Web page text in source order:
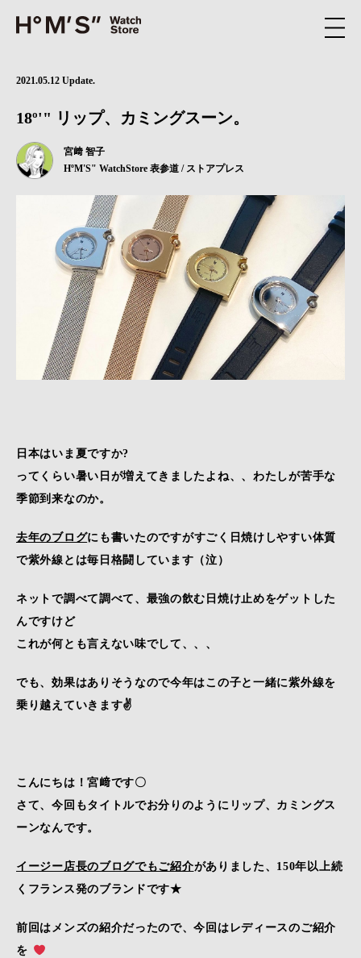
2021.05.12 Update.
18º'" リップ、カミングスーン。
宮﨑 智子
HºM'S" WatchStore 表参道 / ストアプレス
日本はいま夏ですか?
ってくらい暑い日が増えてきましたよね、、わたしが苦手な
季節到来なのか。
去年のブログにも書いたのですがすごく日焼けしやすい体質
で紫外線とは毎日格闘しています（泣）
ネットで調べて調べて、最強の飲む日焼け止めをゲットした
んですけど
これが何とも言えない味でして、、、
でも、効果はありそうなので今年はこの子と一緒に紫外線を
乗り越えていきます✌
こんにちは！宮﨑です〇
さて、今回もタイトルでお分りのようにリップ、カミングス
ーンなんです。
イージー店長のブログでもご紹介がありました、150年以上続
くフランス発のブランドです★
前回はメンズの紹介だったので、今回はレディースのご紹介
を